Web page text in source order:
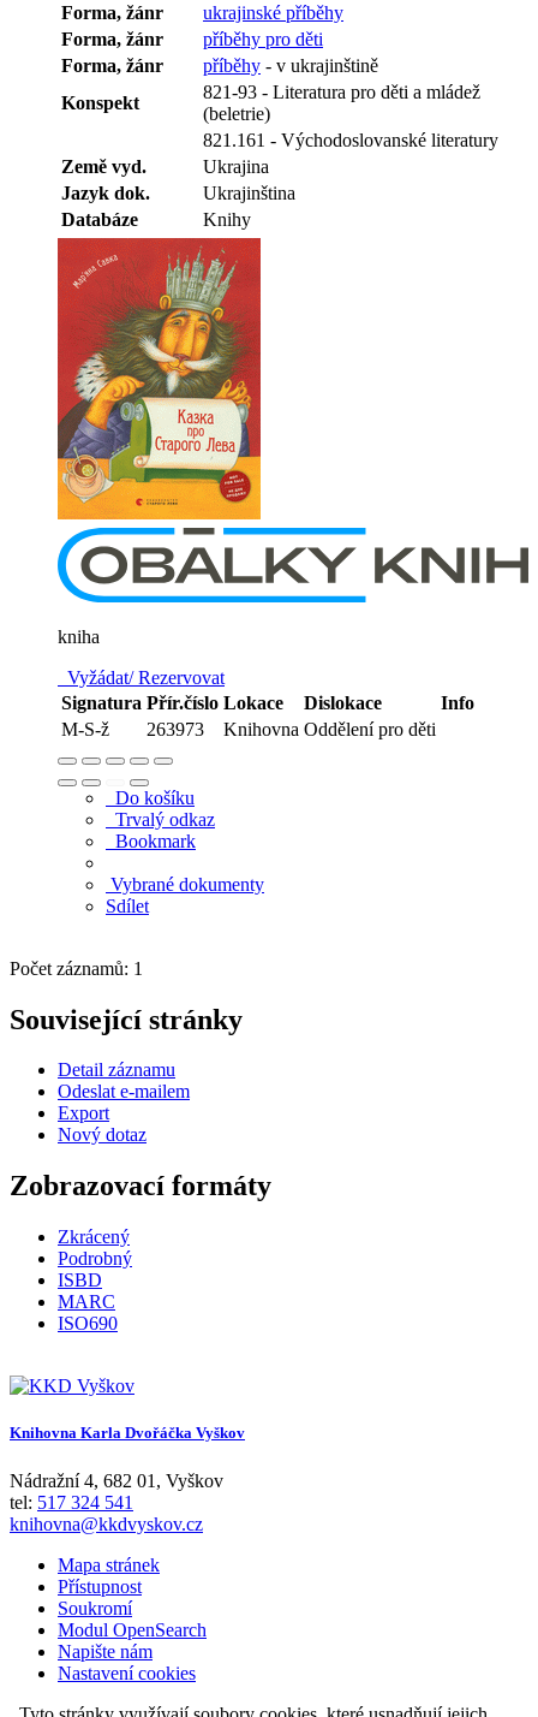
Forma, žánr
ukrajinské příběhy
Forma, žánr
příběhy pro děti
Forma, žánr
příběhy - v ukrajinštině
Konspekt
821-93 - Literatura pro děti a mládež
(beletrie)
821.161 - Východoslovanské literatury
Země vyd.
Ukrajina
Jazyk dok.
Ukrajinština
Databáze
Knihy
kniha
Vyžádat/ Rezervovat
Signatura Přír.číslo Lokace Dislokace
Info
M-S-ž
263973 Knihovna Oddělení pro děti
Do košíku
Trvalý odkaz
Bookmark
Vybrané dokumenty
Sdílet
Počet záznamů: 1
Související stránky
Detail záznamu
Odeslat e-mailem
Export
Nový dotaz
Zobrazovací formáty
Zkrácený
Podrobný
ISBD
MARC
ISO690
Knihovna Karla Dvořáčka Vyškov
Nádražní 4, 682 01 , Vyškov
tel: 517 324 541
knihovna@kkdvyskov.cz
Mapa stránek
Přístupnost
Soukromí
Modul OpenSearch
Napište nám
Nastavení cookies